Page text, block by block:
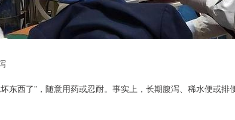
东西了”，随意用药或忍耐。事实上，长期腹泻、稀水便或排